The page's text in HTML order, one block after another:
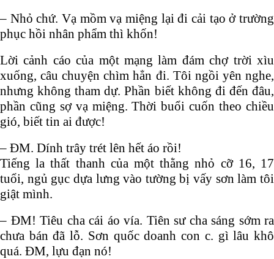
– Nhỏ chứ. Vạ mồm vạ miệng lại đi cải tạo ở trường
phục hồi nhân phẩm thì khốn!
Lời cảnh cáo của một mạng làm đám chợ trời xìu
xuống, câu chuyện chìm hẳn đi. Tôi ngồi yên nghe,
nhưng không tham dự. Phần biết không đi đến đâu,
phần cũng sợ vạ miệng. Thời buổi cuốn theo chiều
gió, biết tin ai được!
– ĐM. Dính trây trét lên hết áo rồi!
Tiếng la thất thanh của một thằng nhỏ cỡ 16, 17
tuổi, ngủ gục dựa lưng vào tường bị vấy sơn làm tôi
giật mình.
– ĐM! Tiêu cha cái áo vía. Tiên sư cha sáng sớm ra
chưa bán đã lỗ. Sơn quốc doanh con c. gì lâu khô
quá. ĐM, lựu đạn nó!